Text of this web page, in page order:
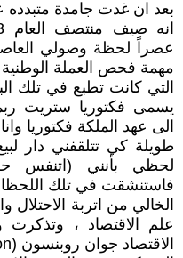
بعد ان غدت جامدة متبدده
عصراً لحظة وصولي
مهمة فحص العملة
التي كانت تطبع في تلك
يسمى فكتوريا ستريت
الى عهد الملكة فكتوريا
طويلة كي تتلقفني دار
لحظي بأنني (اتنفس
فاستنشقت في تلك
الخالي من اتربة
علم الاقتصاد ،
الاقتصاد جوان روبنسون (Joan Robinson)